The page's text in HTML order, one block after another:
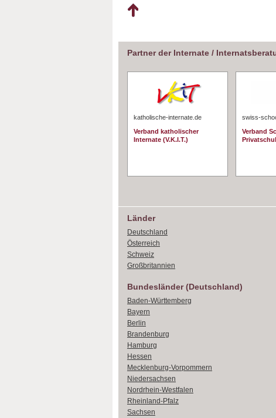
Partner der Internate /
katholische-internate.de
Verband katholischer
Internate (V.K.I.T.)
swiss-
Verband
Länder
Deutschland
Österreich
Schweiz
Großbritannien
Bundesländer (Deutschland)
Baden-Württemberg
Bayern
Berlin
Brandenburg
Hamburg
Hessen
Mecklenburg-Vorpommern
Niedersachsen
Nordrhein-Westfalen
Rheinland-Pfalz
Sachsen